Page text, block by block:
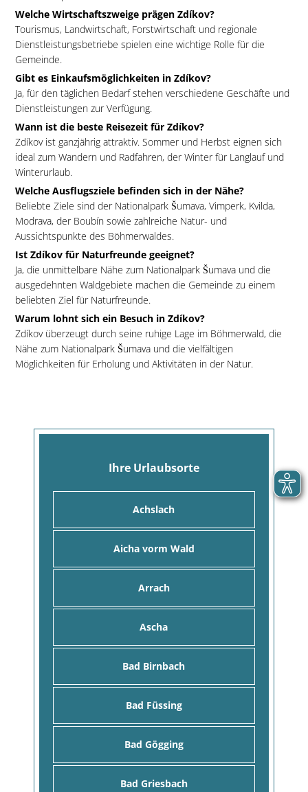
Welche Wirtschaftszweige prägen Zdíkov?
Tourismus, Landwirtschaft, Forstwirtschaft und regionale
Dienstleistungsbetriebe spielen eine wichtige Rolle für die
Gemeinde.
Gibt es Einkaufsmöglichkeiten in Zdíkov?
Ja, für den täglichen Bedarf stehen verschiedene Geschäfte und
Dienstleistungen zur Verfügung.
Wann ist die beste Reisezeit für Zdíkov?
Zdíkov ist ganzjährig attraktiv. Sommer und Herbst eignen sich
ideal zum Wandern und Radfahren, der Winter für Langlauf und
Winterurlaub.
Welche Ausflugsziele befinden sich in der Nähe?
Beliebte Ziele sind der Nationalpark Šumava, Vimperk, Kvilda,
Modrava, der Boubín sowie zahlreiche Natur- und
Aussichtspunkte des Böhmerwaldes.
Ist Zdíkov für Naturfreunde geeignet?
Ja, die unmittelbare Nähe zum Nationalpark Šumava und die
ausgedehnten Waldgebiete machen die Gemeinde zu einem
beliebten Ziel für Naturfreunde.
Warum lohnt sich ein Besuch in Zdíkov?
Zdíkov überzeugt durch seine ruhige Lage im Böhmerwald, die
Nähe zum Nationalpark Šumava und die vielfältigen
Möglichkeiten für Erholung und Aktivitäten in der Natur.
Ihre Urlaubsorte
Achslach
Aicha vorm Wald
Arrach
Ascha
Bad Birnbach
Bad Füssing
Bad Gögging
Bad Griesbach